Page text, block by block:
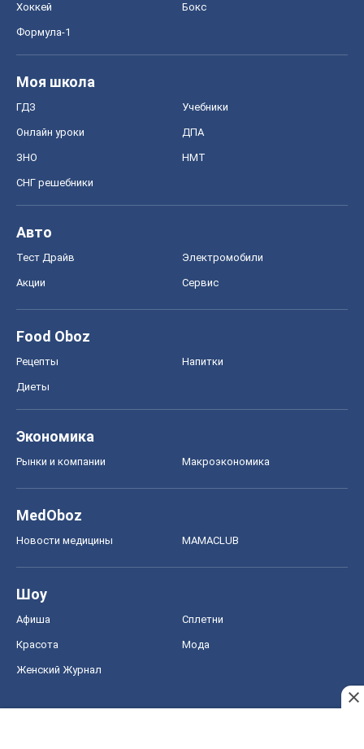
Хоккей Бокс
Формула-1
Моя школа
ГДЗ Учебники
Онлайн уроки ДПА
ЗНО НМТ
СНГ решебники
Авто
Тест Драйв Электромобили
Акции Сервис
Food Oboz
Рецепты Напитки
Диеты
Экономика
Рынки и компании Mакроэкономика
MedOboz
Новости медицины MAMACLUB
Шоу
Афиша Сплетни
Красота Мода
Женский Журнал